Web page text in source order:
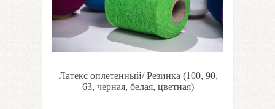
Латекс оплетенный/ Резинка (100, 90,
63, черная, белая, цветная)